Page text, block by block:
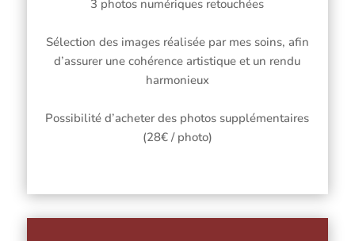
3 photos numériques retouchées
Sélection des images réalisée par mes soins, afin
d’assurer une cohérence artistique et un rendu
harmonieux
Possibilité d’acheter des photos supplémentaires
(28€ / photo)